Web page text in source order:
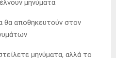
μηνύματα
θα αποθηκευτούν στον
μηνύματα, αλλά το